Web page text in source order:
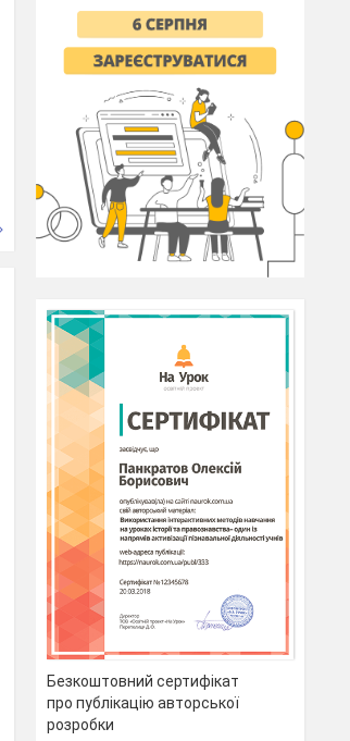
Безкоштовний сертифікат
про публікацію авторської
розробки